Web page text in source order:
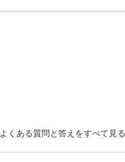
よくある質問と答えをすべて見る